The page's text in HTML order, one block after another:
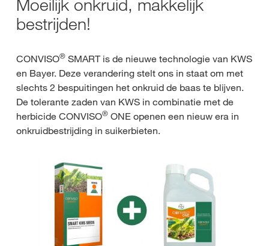
Moeilijk onkruid, makkelijk
bestrijden!
CONVISO® SMART is de nieuwe technologie van KWS
en Bayer. Deze verandering stelt ons in staat om met
slechts 2 bespuitingen het onkruid de baas te blijven.
De tolerante zaden van KWS in combinatie met de
herbicide CONVISO® ONE openen een nieuw era in
onkruidbestrijding in suikerbieten.